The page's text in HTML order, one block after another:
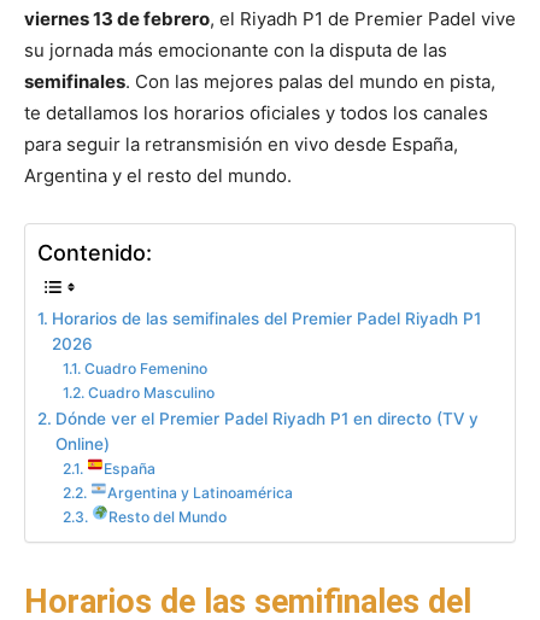
viernes 13 de febrero, el Riyadh P1 de Premier Padel vive
su jornada más emocionante con la disputa de las
semifinales. Con las mejores palas del mundo en pista,
te detallamos los horarios oficiales y todos los canales
para seguir la retransmisión en vivo desde España,
Argentina y el resto del mundo.
Contenido:
Horarios de las semifinales del Premier Padel Riyadh P1
2026
Cuadro Femenino
Cuadro Masculino
Dónde ver el Premier Padel Riyadh P1 en directo (TV y
Online)
España
Argentina y Latinoamérica
Resto del Mundo
Horarios de las semifinales del